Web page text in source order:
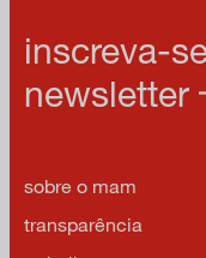
inscreva-
newsletter
sobre o mam
transparência